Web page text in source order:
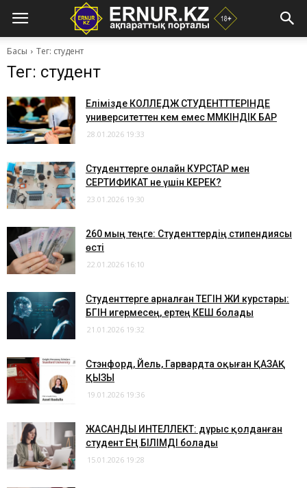
Басы Тег: студент
Тег: студент
Елімізде КОЛЛЕДЖ СТУДЕНТТТЕРІНДЕ
университеттен кем емес МҮМКІНДІК БАР
28.01.2026 19:33
Студенттерге онлайн КУРСТАР мен
СЕРТИФИКАТ не үшін КЕРЕК?
23.01.2026 19:30
260 мың теңге: Студенттердің стипендиясы
өсті
22.01.2026 16:10
Студенттерге арналған ТЕГІН ЖИ курстары:
БҮГІН игермесең, ертең КЕШ болады
21.01.2026 19:32
Стэнфорд, Йель, Гарвардта оқыған ҚАЗАҚ
ҚЫЗЫ
19.01.2026 19:36
ЖАСАНДЫ ИНТЕЛЛЕКТ: дұрыс қолданған
студент ЕҢ БІЛІМДІ болады
15.01.2026 19:28